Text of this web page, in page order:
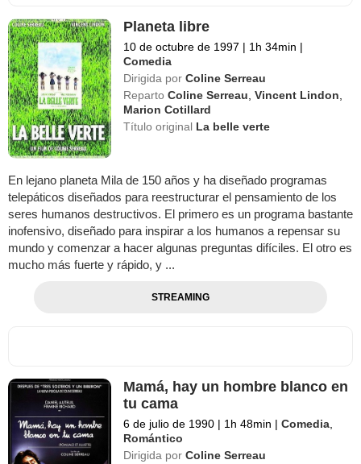
Planeta libre
10 de octubre de 1997 | 1h 34min |
Comedia
Dirigida por Coline Serreau
Reparto Coline Serreau ,Vincent Lindon
Marion Cotillard
Título original La belle verte
En lejano planeta Mila de 150 años y ha diseñado programas
telepáticos diseñados para reestructurar el pensamiento de los
seres humanos destructivos. El primero es un programa bastante
inofensivo, diseñado para inspirar a los humanos a repensar su
mundo y comenzar a hacer algunas preguntas difíciles. El otro es
mucho más fuerte y rápido, y ...
STREAMING
Mamá, hay un hombre blanco en
tu cama
6 de julio de 1990 | 1h 48min | Comedia
Romántico
Dirigida por Coline Serreau